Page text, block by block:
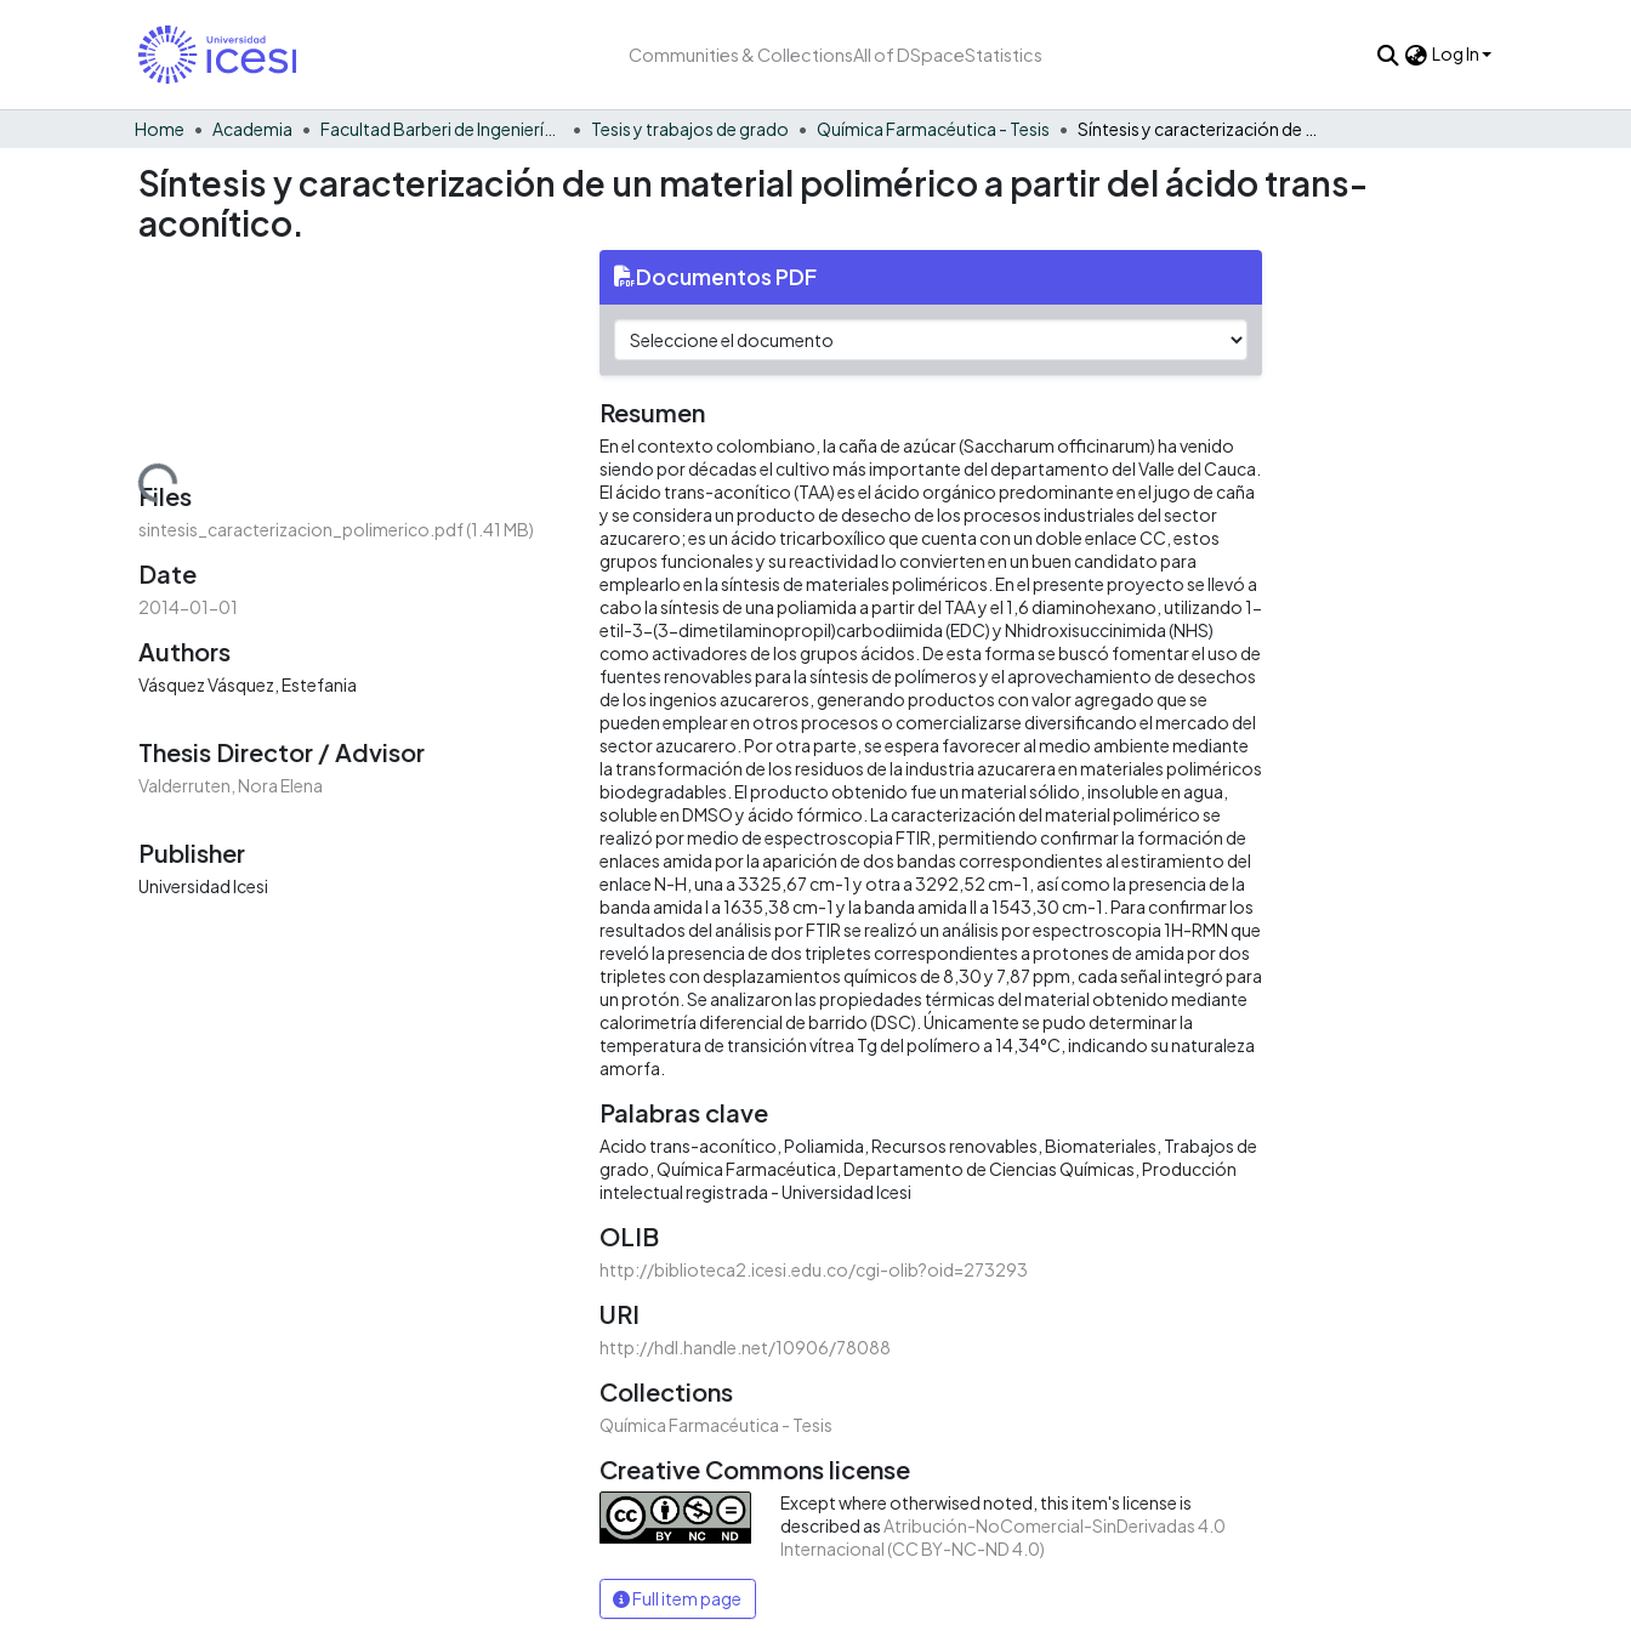
Communities & CollectionsAll of DSpaceStatistics Log In
Home Academia Facultad Barberi de Ingeniería, Diseño y Ciencias Aplicadas Tesis y trabajos de grado Química Farmacéutica - Tesis
Síntesis y caracterización de un material polimérico a partir del ácido trans-
aconítico.
Loading...
Files
sintesis_caracterizacion_polimerico.pdf(1.41 MB)
Date
2014-01-01
Authors
Vásquez Vásquez, Estefania
Thesis Director / Advisor
Valderruten, Nora Elena
Publisher
Universidad Icesi
Documentos PDF
Resumen
En el contexto colombiano, la caña de azúcar (Saccharum officinarum) ha venido
siendo por décadas el cultivo más importante del departamento del Valle del Cauca.
El ácido trans-aconítico (TAA) es el ácido orgánico predominante en el jugo de caña
y se considera un producto de desecho de los procesos industriales del sector
azucarero; es un ácido tricarboxílico que cuenta con un doble enlace CC, estos
grupos funcionales y su reactividad lo convierten en un buen candidato para
emplearlo en la síntesis de materiales poliméricos. En el presente proyecto se llevó a
cabo la síntesis de una poliamida a partir del TAA y el 1,6 diaminohexano, utilizando 1-
etil-3-(3-dimetilaminopropil)carbodiimida (EDC) y Nhidroxisuccinimida (NHS)
como activadores de los grupos ácidos. De esta forma se buscó fomentar el uso de
fuentes renovables para la síntesis de polímeros y el aprovechamiento de desechos
de los ingenios azucareros, generando productos con valor agregado que se
pueden emplear en otros procesos o comercializarse diversificando el mercado del
sector azucarero. Por otra parte, se espera favorecer al medio ambiente mediante
la transformación de los residuos de la industria azucarera en materiales poliméricos
biodegradables. El producto obtenido fue un material sólido, insoluble en agua,
soluble en DMSO y ácido fórmico. La caracterización del material polimérico se
realizó por medio de espectroscopia FTIR, permitiendo confirmar la formación de
enlaces amida por la aparición de dos bandas correspondientes al estiramiento del
enlace N-H, una a 3325,67 cm-1 y otra a 3292,52 cm-1, así como la presencia de la
banda amida I a 1635,38 cm-1 y la banda amida II a 1543,30 cm-1. Para confirmar los
resultados del análisis por FTIR se realizó un análisis por espectroscopia 1H-RMN que
reveló la presencia de dos tripletes correspondientes a protones de amida por dos
tripletes con desplazamientos químicos de 8,30 y 7,87 ppm, cada señal integró para
un protón. Se analizaron las propiedades térmicas del material obtenido mediante
calorimetría diferencial de barrido (DSC). Únicamente se pudo determinar la
temperatura de transición vítrea Tg del polímero a 14,34°C, indicando su naturaleza
amorfa.
Palabras clave
Acido trans-aconítico Poliamida Recursos renovables Biomateriales Trabajos de
grado Química Farmacéutica Departamento de Ciencias Químicas Producción
intelectual registrada - Universidad Icesi
OLIB
http://biblioteca2.icesi.edu.co/cgi-olib?oid=273293
URI
http://hdl.handle.net/10906/78088
Collections
Química Farmacéutica - Tesis
Creative Commons license
Except where otherwised noted, this item's license is
described as Atribución-NoComercial-SinDerivadas 4.0
Internacional (CC BY-NC-ND 4.0)
Full item page